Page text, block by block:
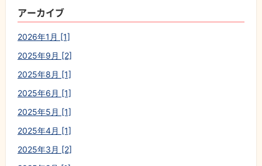
アーカイブ
2026年1月 [1]
2025年9月 [2]
2025年8月 [1]
2025年6月 [1]
2025年5月 [1]
2025年4月 [1]
2025年3月 [2]